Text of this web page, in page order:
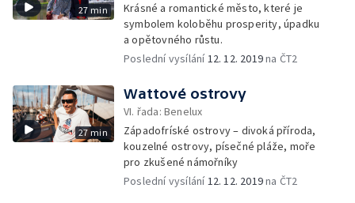
27 min
Krásné a romantické město, které je
symbolem koloběhu prosperity, úpadku
a opětovného růstu.
Poslední vysílání12. 12. 2019na ČT2
27 min
Wattové ostrovy
VI. řada: Benelux
Západofríské ostrovy – divoká příroda,
kouzelné ostrovy, písečné pláže, moře
pro zkušené námořníky
Poslední vysílání12. 12. 2019na ČT2